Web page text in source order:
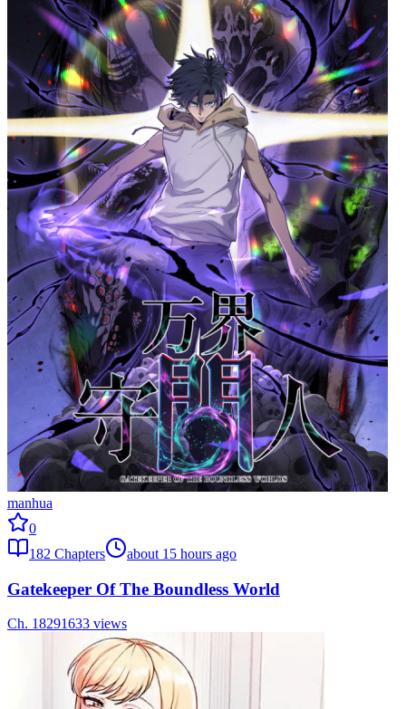
manhua
0
182 Chapters about 15 hours ago
Gatekeeper Of The Boundless World
Ch. 18291633 views